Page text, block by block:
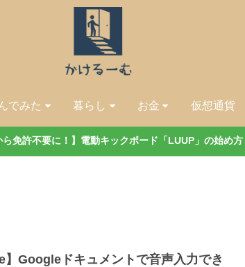
でみた 暮らし お金 仮想通貨
ら免許不要に！】電動キックボード「LUUP」の始め方
】Googleドキュメントで音声入力でき